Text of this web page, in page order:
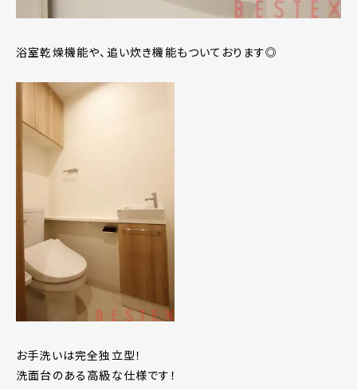
浴室乾燥機能や、追い炊き機能もついております◎
お手洗いは完全独立型！
洗面台のある高級な仕様です！